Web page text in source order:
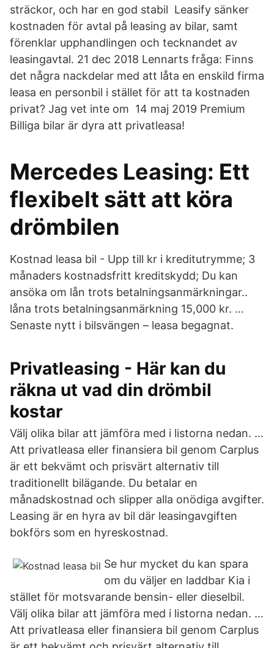
sträckor, och har en god stabil Leasify sänker
kostnaden för avtal på leasing av bilar, samt
förenklar upphandlingen och tecknandet av
leasingavtal. 21 dec 2018 Lennarts fråga: Finns
det några nackdelar med att låta en enskild firma
leasa en personbil i stället för att ta kostnaden
privat? Jag vet inte om 14 maj 2019 Premium
Billiga bilar är dyra att privatleasa!
Mercedes Leasing: Ett
flexibelt sätt att köra
drömbilen
Kostnad leasa bil - Upp till kr i kreditutrymme; 3
månaders kostnadsfritt kreditskydd; Du kan
ansöka om lån trots betalningsanmärkningar..
låna trots betalningsanmärkning 15,000 kr. …
Senaste nytt i bilsvängen – leasa begagnat.
Privatleasing - Här kan du
räkna ut vad din drömbil
kostar
Välj olika bilar att jämföra med i listorna nedan. …
Att privatleasa eller finansiera bil genom Carplus
är ett bekvämt och prisvärt alternativ till
traditionellt bilägande. Du betalar en
månadskostnad och slipper alla onödiga avgifter.
Leasing är en hyra av bil där leasingavgiften
bokförs som en hyreskostnad.
Se hur mycket du kan spara
om du väljer en laddbar Kia i
stället för motsvarande bensin- eller dieselbil.
Välj olika bilar att jämföra med i listorna nedan. …
Att privatleasa eller finansiera bil genom Carplus